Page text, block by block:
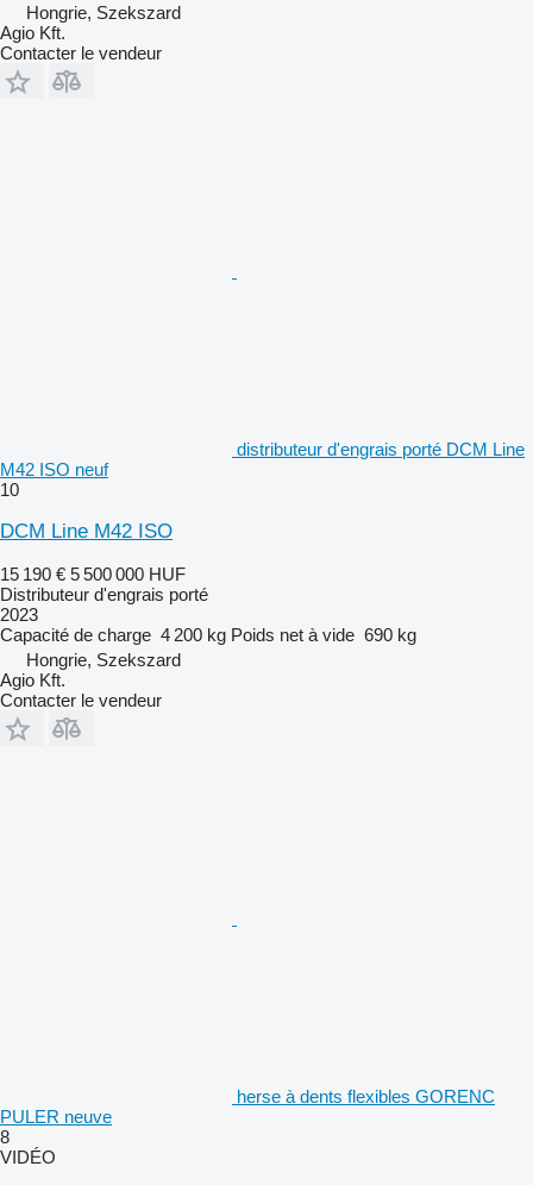
Hongrie, Szekszard
Agio Kft.
Contacter le vendeur
distributeur d'engrais porté DCM Line
M42 ISO neuf
10
DCM Line M42 ISO
15 190 € 5 500 000 HUF
Distributeur d'engrais porté
2023
Capacité de charge 4 200 kg Poids net à vide 690 kg
Hongrie, Szekszard
Agio Kft.
Contacter le vendeur
herse à dents flexibles GORENC
PULER neuve
8
VIDÉO